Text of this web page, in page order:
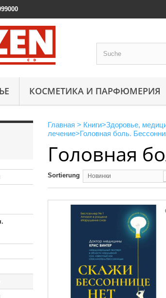
КОСМЕТИКА И ПАРФЮМЕРИЯ
Главная > Книги>Здоровье,
лечение>Головная боль.
Головная
Sortierung Новинки